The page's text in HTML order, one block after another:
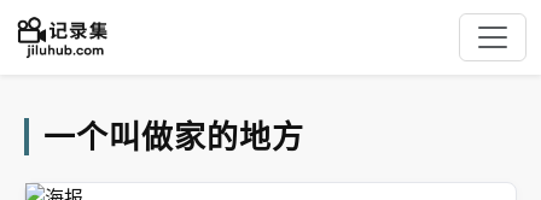
一个叫做家的地方